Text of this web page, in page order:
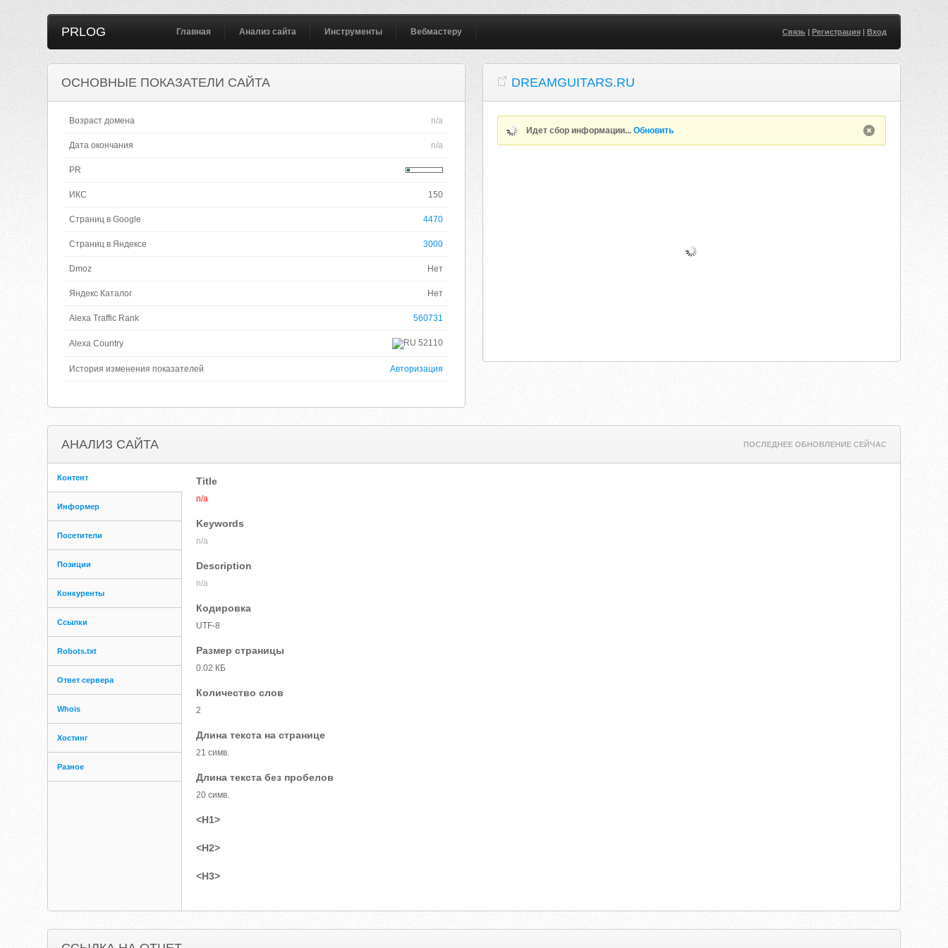
PRLOG Главная Анализ сайта Инструменты Вебмастеру Связь| Регистрация| Вход
ОСНОВНЫЕ ПОКАЗАТЕЛИ САЙТА
Возраст домена n/a
Дата окончания n/a
PR
ИКС 150
Страниц в Google 4470
Страниц в Яндексе 3000
Dmoz Нет
Яндекс Каталог Нет
Alexa Traffic Rank 560731
Alexa Country 52110
История изменения показателей Авторизация
DREAMGUITARS.RU
Идет сбор информации...Обновить
АНАЛИЗ САЙТА ПОСЛЕДНЕЕ ОБНОВЛЕНИЕ СЕЙЧАС
Контент
Информер
Посетители
Позиции
Конкуренты
Ссылки
Robots.txt
Ответ сервера
Whois
Хостинг
Разное
Title
n/a
Keywords
n/a
Description
n/a
Кодировка
UTF-8
Размер страницы
0.02 КБ
Количество слов
2
Длина текста на странице
21 симв.
Длина текста без пробелов
20 симв.
<H1>
<H2>
<H3>